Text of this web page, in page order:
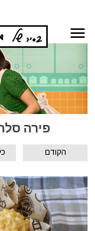
Skip
פירה
הקודם